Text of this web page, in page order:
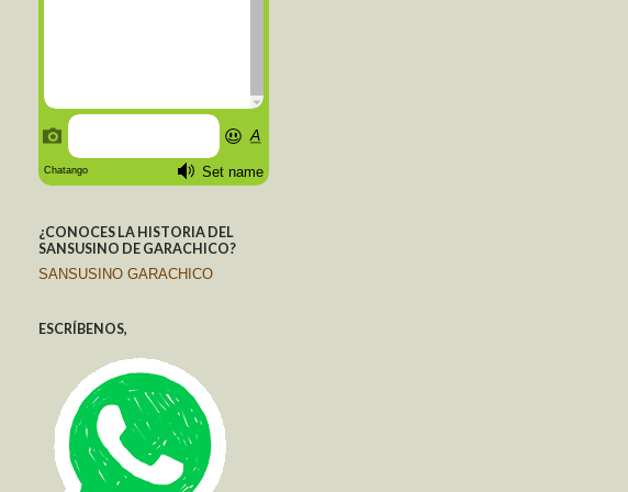
¿CONOCES LA HISTORIA DEL
SANSUSINO DE GARACHICO?
SANSUSINO GARACHICO
ESCRÍBENOS,